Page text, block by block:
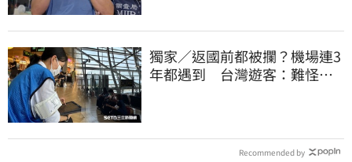
獨家／返國前都被攔？機場連3
年都遇到 台灣遊客：難怪日
Recommended by